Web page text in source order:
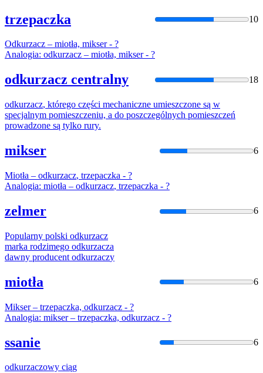
trzepaczka 10
Odkurzacz – miotła, mikser - ?
Analogia: odkurzacz – miotła, mikser - ?
odkurzacz centralny 18
odkurzacz, którego części mechaniczne umieszczone są w
specjalnym pomieszczeniu, a do poszczególnych pomieszczeń
prowadzone są tylko rury.
mikser 6
Miotła – odkurzacz, trzepaczka - ?
Analogia: miotła – odkurzacz, trzepaczka - ?
zelmer 6
Popularny polski odkurzacz
marka rodzimego odkurzacza
dawny producent odkurzaczy
miotła 6
Mikser – trzepaczka, odkurzacz - ?
Analogia: mikser – trzepaczka, odkurzacz - ?
ssanie 6
odkurzaczowy ciąg